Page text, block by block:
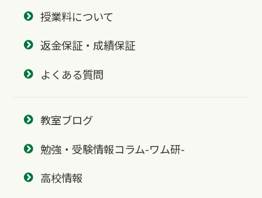
授業料について
返金保証・成績保証
よくある質問
教室ブログ
勉強・受験情報コラム-ワム研-
高校情報